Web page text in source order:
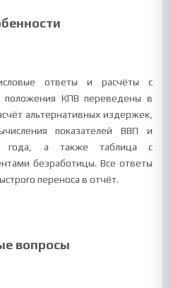
ответы и расчёты с
положения КПВ переведены в
альтернативных издержек,
показателей ВВП и
года, а также таблица с
безработицы. Все ответы
переноса в отчёт.
вопросы